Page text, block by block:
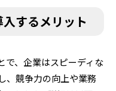
するメリット
で、企業はスピーディな
、競争力の向上や業務